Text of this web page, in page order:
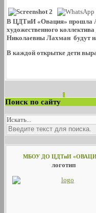
В ЦДТиИ «Овация» прошла
художественного
Николаевны Лахман будут
В каждой открытке дети
Поиск по сайту
Искать...
МБОУ ДО ЦДТиИ
логотип